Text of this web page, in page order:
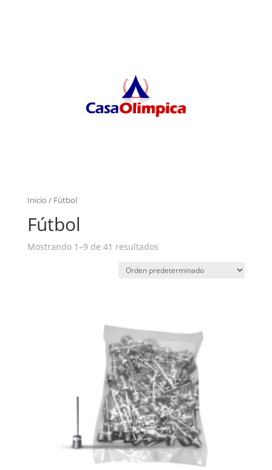
Inicio / Fútbol
Fútbol
Mostrando 1–9 de 41 resultados